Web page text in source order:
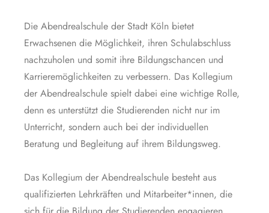
Die Abendrealschule der Stadt Köln bietet
Erwachsenen die Möglichkeit, ihren Schulabschluss
nachzuholen und somit ihre Bildungschancen und
Karrieremöglichkeiten zu verbessern. Das Kollegium
der Abendrealschule spielt dabei eine wichtige Rolle,
denn es unterstützt die Studierenden nicht nur im
Unterricht, sondern auch bei der individuellen
Beratung und Begleitung auf ihrem Bildungsweg.
Das Kollegium der Abendrealschule besteht aus
qualifizierten Lehrkräften und Mitarbeiter*innen, die